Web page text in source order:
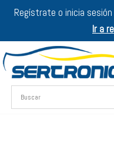
Regístrate o inicia
Ir a